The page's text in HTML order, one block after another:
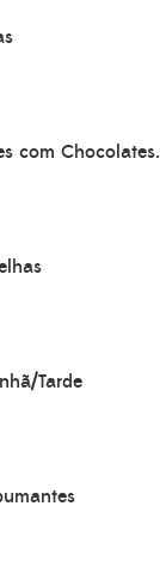
com Chocolates.
Tarde